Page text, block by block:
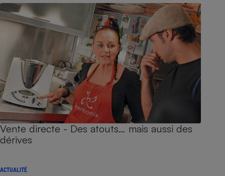
Vente directe - Des atouts… mais aussi des
dérives
ACTUALITÉ